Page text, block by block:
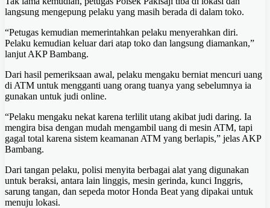
langsung mengepung pelaku yang masih berada di dalam toko.
“Petugas kemudian memerintahkan pelaku menyerahkan diri.
Pelaku kemudian keluar dari atap toko dan langsung diamankan,”
lanjut AKP Bambang.
Dari hasil pemeriksaan awal, pelaku mengaku berniat mencuri uang
di ATM untuk mengganti uang orang tuanya yang sebelumnya ia
gunakan untuk judi online.
“Pelaku mengaku nekat karena terlilit utang akibat judi daring. Ia
mengira bisa dengan mudah mengambil uang di mesin ATM, tapi
gagal total karena sistem keamanan ATM yang berlapis,” jelas AKP
Bambang.
Dari tangan pelaku, polisi menyita berbagai alat yang digunakan
untuk beraksi, antara lain linggis, mesin gerinda, kunci Inggris,
sarung tangan, dan sepeda motor Honda Beat yang dipakai untuk
menuju lokasi.